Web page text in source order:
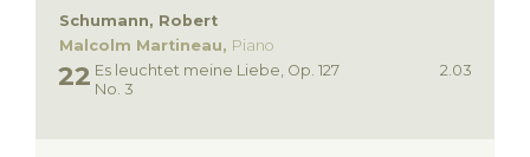
Schumann, Robert
Malcolm Martineau, Piano
2.03
Es leuchtet meine Liebe, Op. 127
No. 3